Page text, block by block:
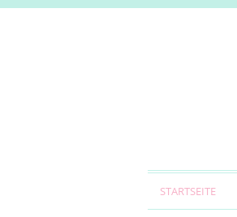
STARTSEITE